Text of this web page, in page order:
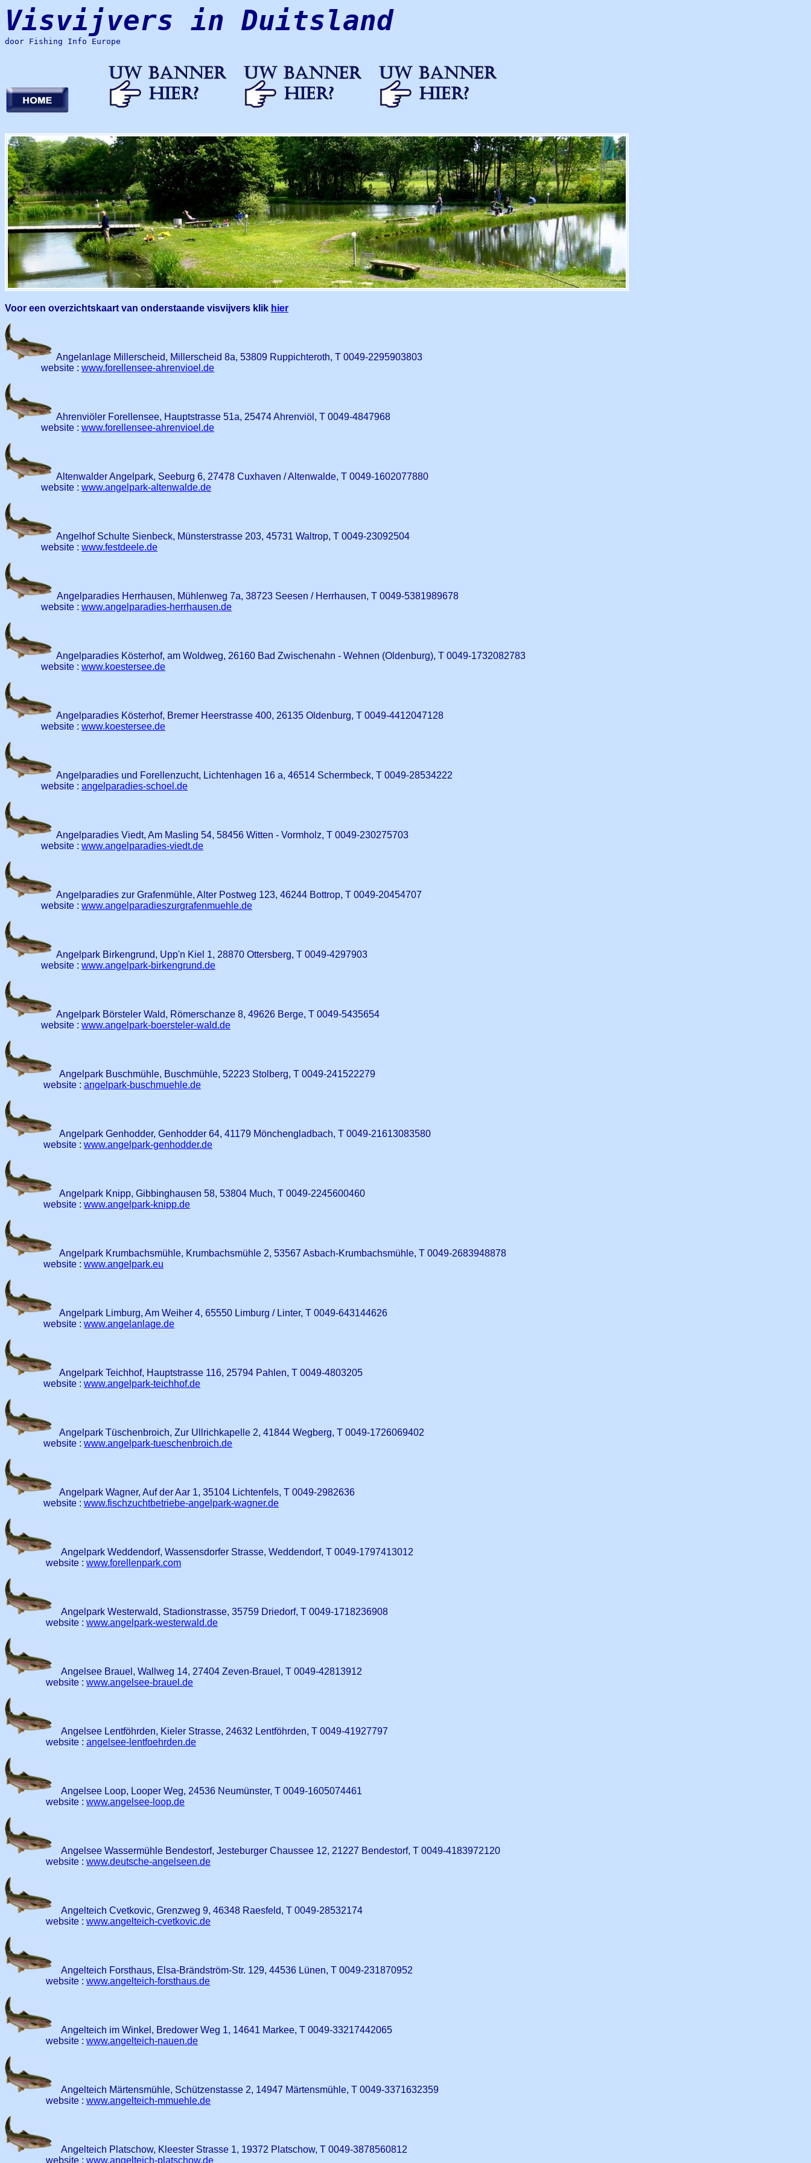
Visvijvers in Duitsland
door Fishing Info Europe
Voor een overzichtskaart van onderstaande visvijvers klik hier
Angelanlage Millerscheid, Millerscheid 8a, 53809 Ruppichteroth, T 0049-2295903803
website : www.forellensee-ahrenvioel.de
Ahrenviöler Forellensee, Hauptstrasse 51a, 25474 Ahrenviöl, T 0049-4847968
website : www.forellensee-ahrenvioel.de
Altenwalder Angelpark, Seeburg 6, 27478 Cuxhaven / Altenwalde, T 0049-1602077880
website : www.angelpark-altenwalde.de
Angelhof Schulte Sienbeck, Münsterstrasse 203, 45731 Waltrop, T 0049-23092504
website : www.festdeele.de
Angelparadies Herrhausen, Mühlenweg 7a, 38723 Seesen / Herrhausen, T 0049-5381989678
website : www.angelparadies-herrhausen.de
Angelparadies Kösterhof, am Woldweg, 26160 Bad Zwischenahn - Wehnen (Oldenburg), T 0049-1732082783
website : www.koestersee.de
Angelparadies Kösterhof, Bremer Heerstrasse 400, 26135 Oldenburg, T 0049-4412047128
website : www.koestersee.de
Angelparadies und Forellenzucht, Lichtenhagen 16 a, 46514 Schermbeck, T 0049-28534222
website : angelparadies-schoel.de
Angelparadies Viedt, Am Masling 54, 58456 Witten - Vormholz, T 0049-230275703
website : www.angelparadies-viedt.de
Angelparadies zur Grafenmühle, Alter Postweg 123, 46244 Bottrop, T 0049-20454707
website : www.angelparadieszurgrafenmuehle.de
Angelpark Birkengrund, Upp'n Kiel 1, 28870 Ottersberg, T 0049-4297903
website : www.angelpark-birkengrund.de
Angelpark Börsteler Wald, Römerschanze 8, 49626 Berge, T 0049-5435654
website : www.angelpark-boersteler-wald.de
Angelpark Buschmühle, Buschmühle, 52223 Stolberg, T 0049-241522279
website : angelpark-buschmuehle.de
Angelpark Genhodder, Genhodder 64, 41179 Mönchengladbach, T 0049-21613083580
website : www.angelpark-genhodder.de
Angelpark Knipp, Gibbinghausen 58, 53804 Much, T 0049-2245600460
website : www.angelpark-knipp.de
Angelpark Krumbachsmühle, Krumbachsmühle 2, 53567 Asbach-Krumbachsmühle, T 0049-2683948878
website : www.angelpark.eu
Angelpark Limburg, Am Weiher 4, 65550 Limburg / Linter, T 0049-643144626
website : www.angelanlage.de
Angelpark Teichhof, Hauptstrasse 116, 25794 Pahlen, T 0049-4803205
website : www.angelpark-teichhof.de
Angelpark Tüschenbroich, Zur Ullrichkapelle 2, 41844 Wegberg, T 0049-1726069402
website : www.angelpark-tueschenbroich.de
Angelpark Wagner, Auf der Aar 1, 35104 Lichtenfels, T 0049-2982636
website : www.fischzuchtbetriebe-angelpark-wagner.de
Angelpark Weddendorf, Wassensdorfer Strasse, Weddendorf, T 0049-1797413012
website : www.forellenpark.com
Angelpark Westerwald, Stadionstrasse, 35759 Driedorf, T 0049-1718236908
website : www.angelpark-westerwald.de
Angelsee Brauel, Wallweg 14, 27404 Zeven-Brauel, T 0049-42813912
website : www.angelsee-brauel.de
Angelsee Lentföhrden, Kieler Strasse, 24632 Lentföhrden, T 0049-41927797
website : angelsee-lentfoehrden.de
Angelsee Loop, Looper Weg, 24536 Neumünster, T 0049-1605074461
website : www.angelsee-loop.de
Angelsee Wassermühle Bendestorf, Jesteburger Chaussee 12, 21227 Bendestorf, T 0049-4183972120
website : www.deutsche-angelseen.de
Angelteich Cvetkovic, Grenzweg 9, 46348 Raesfeld, T 0049-28532174
website : www.angelteich-cvetkovic.de
Angelteich Forsthaus, Elsa-Brändström-Str. 129, 44536 Lünen, T 0049-231870952
website : www.angelteich-forsthaus.de
Angelteich im Winkel, Bredower Weg 1, 14641 Markee, T 0049-33217442065
website : www.angelteich-nauen.de
Angelteich Märtensmühle, Schützenstasse 2, 14947 Märtensmühle, T 0049-3371632359
website : www.angelteich-mmuehle.de
Angelteich Platschow, Kleester Strasse 1, 19372 Platschow, T 0049-3878560812
website : www.angelteich-platschow.de